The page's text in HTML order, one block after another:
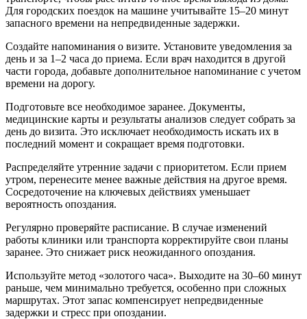
Для городских поездок на машине учитывайте 15–20 минут
запасного времени на непредвиденные задержки.
Создайте напоминания о визите. Установите уведомления за
день и за 1–2 часа до приема. Если врач находится в другой
части города, добавьте дополнительное напоминание с учетом
времени на дорогу.
Подготовьте все необходимое заранее. Документы,
медицинские карты и результаты анализов следует собрать за
день до визита. Это исключает необходимость искать их в
последний момент и сокращает время подготовки.
Распределяйте утренние задачи с приоритетом. Если прием
утром, перенесите менее важные действия на другое время.
Сосредоточение на ключевых действиях уменьшает
вероятность опоздания.
Регулярно проверяйте расписание. В случае изменений
работы клиники или транспорта корректируйте свои планы
заранее. Это снижает риск неожиданного опоздания.
Используйте метод «золотого часа». Выходите на 30–60 минут
раньше, чем минимально требуется, особенно при сложных
маршрутах. Этот запас компенсирует непредвиденные
задержки и стресс при опоздании.